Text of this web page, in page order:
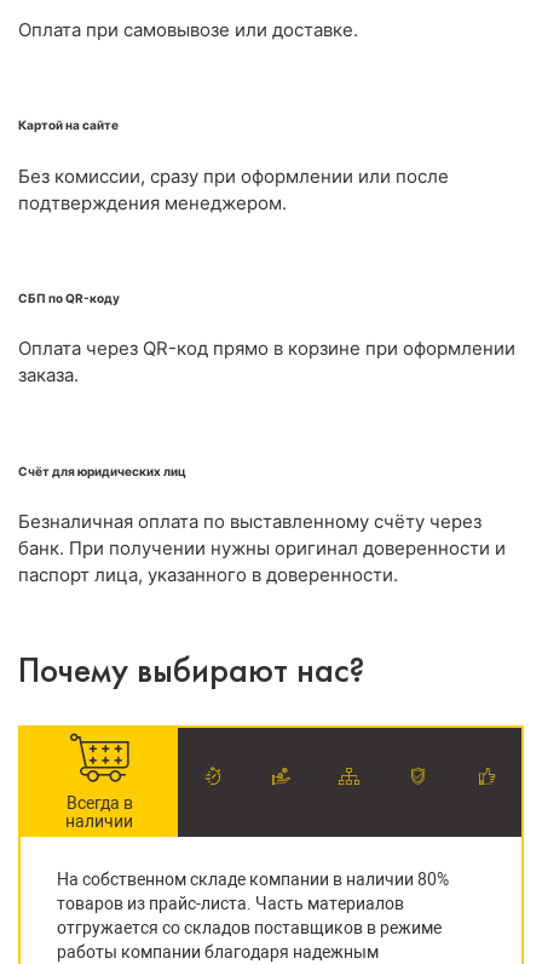
Оплата при самовывозе или доставке.
Картой на сайте
Без комиссии, сразу при оформлении или после
подтверждения менеджером.
СБП по QR-коду
Оплата через QR-код прямо в корзине при оформлении
заказа.
Счёт для юридических лиц
Безналичная оплата по выставленному счёту через
банк. При получении нужны оригинал доверенности и
паспорт лица, указанного в доверенности.
Почему выбирают нас?
Всегда в
наличии
На собственном складе компании в наличии 80%
товаров из прайс-листа. Часть материалов
отгружается со складов поставщиков в режиме
работы компании благодаря надежным